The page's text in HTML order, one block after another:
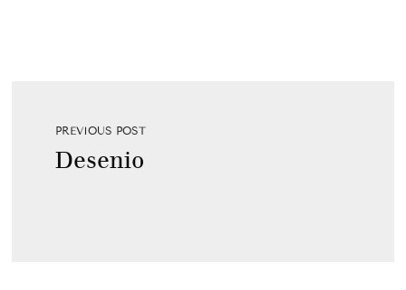
PREVIOUS POST
Desenio